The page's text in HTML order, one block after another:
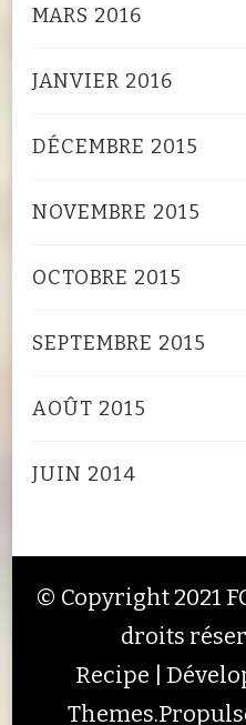
MARS 2016
JANVIER 2016
DÉCEMBRE 2015
NOVEMBRE 2015
OCTOBRE 2015
SEPTEMBRE 2015
AOÛT 2015
JUIN 2014
© Copyright 2021
droits
Recipe |
Themes